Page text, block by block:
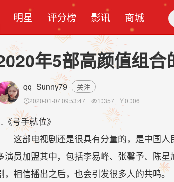
明星 评分榜 影讯 商城
年5部高颜值组合
qq_Sunny79 关注
2020-01-07 09:53:47 10357 ￥0.006
《号手就位》
部电视剧还是很具有分量的，是中国人
演员加盟其中，包括李易峰、张馨予、陈
，相信播出之后，也会引发很多人的共鸣。